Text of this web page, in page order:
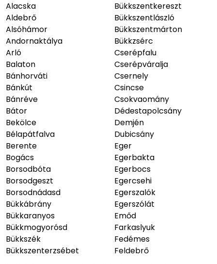
Alacska
Aldebrő
Alsóhámor
Andornaktálya
Arló
Balaton
Bánhorváti
Bánkút
Bánréve
Bátor
Bekölce
Bélapátfalva
Berente
Bogács
Borsodbóta
Borsodgeszt
Borsodnádasd
Bükkábrány
Bükkaranyos
Bükkmogyorósd
Bükkszék
Bükkszenterzsébet
Bükkszentkereszt
Bükkszentlászló
Bükkszentmárton
Bükkzsérc
Cserépfalu
Cserépváralja
Csernely
Csincse
Csokvaomány
Dédestapolcsány
Demjén
Dubicsány
Eger
Egerbakta
Egerbocs
Egercsehi
Egerszalók
Egerszólát
Emőd
Farkaslyuk
Fedémes
Feldebrő